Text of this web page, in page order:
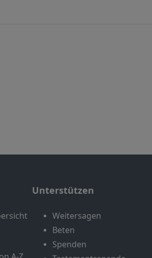
Unterstützen
Weitersagen
Beten
Spenden